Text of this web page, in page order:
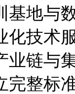
基地与
化技术
业链与
完整标